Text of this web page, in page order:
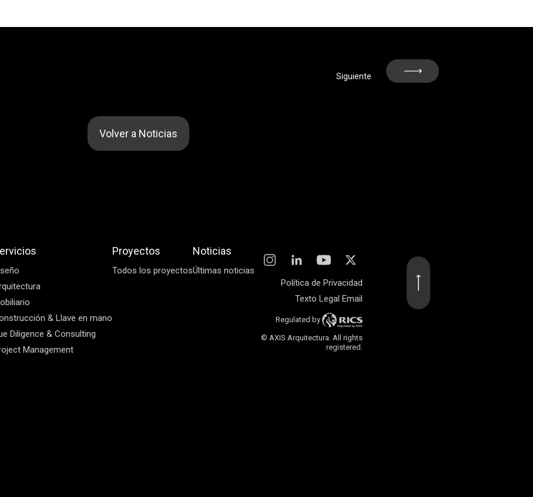
Prev
Siguiente
Volver a Noticias
& Llave en mano
Diligence & Consulting
Management
Proyectos
Todos los proyectos
Noticias
Últimas noticias
Política de Privacidad
Texto Legal Email
Regulated by
© AXIS Arquitectura. All rights
registered.